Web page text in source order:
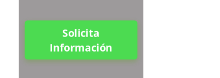
Solicita
Información